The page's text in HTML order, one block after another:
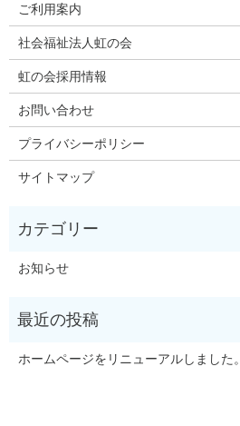
ご利用案内
社会福祉法人虹の会
虹の会採用情報
お問い合わせ
プライバシーポリシー
サイトマップ
お知らせ
ホームページをリニューアルしました。